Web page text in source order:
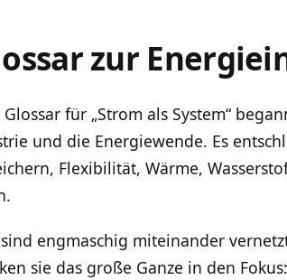
zur
Glossar für „Strom als System“
und die Energiewende. Es
Flexibilität, Wärme,
engmaschig miteinander
sie das große Ganze in den